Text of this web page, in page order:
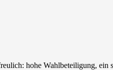
hohe Wahlbeteiligung, ein